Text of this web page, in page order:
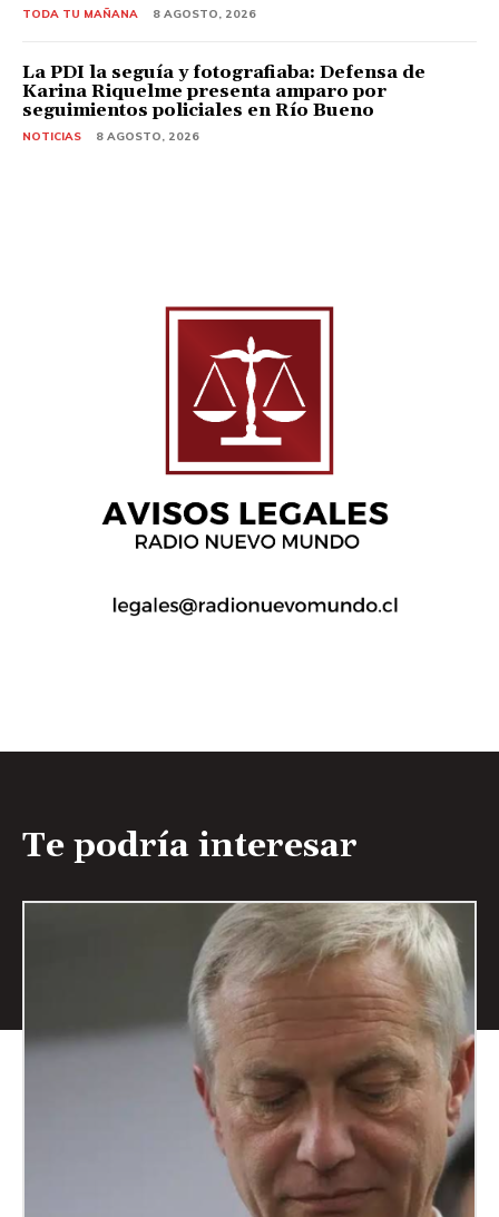
TODA TU MAÑANA 8 AGOSTO, 2026
La PDI la seguía y fotografiaba: Defensa de
Karina Riquelme presenta amparo por
seguimientos policiales en Río Bueno
NOTICIAS 8 AGOSTO, 2026
Te podría interesar